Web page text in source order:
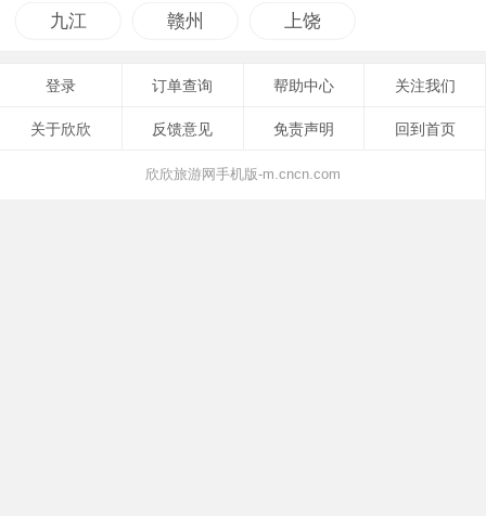
九江 赣州 上饶
登录 订单查询 帮助中心 关注我们
关于欣欣 反馈意见 免责声明 回到首页
欣欣旅游网手机版-m.cncn.com